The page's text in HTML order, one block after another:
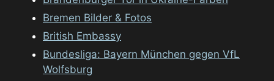
Bremen Bilder & Fotos
British Embassy
Bundesliga: Bayern München gegen VfL
Wolfsburg